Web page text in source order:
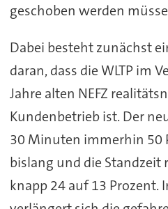
geschoben werden
Dabei besteht zunächst
daran, dass die WLTP im
Jahre alten NEFZ
Kundenbetrieb ist. Der
30 Minuten immerhin 50
bislang und die Standzeit
knapp 24 auf 13 Prozent.